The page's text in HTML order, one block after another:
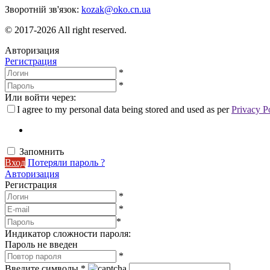
Зворотній зв'язок: kozak@oko.cn.ua
© 2017-2026 All right reserved.
Авторизация
Регистрация
*
*
Или войти через:
I agree to my personal data being stored and used as perPrivacy
Запомнить
Вход Потеряли пароль ?
Авторизация
Регистрация
*
*
*
Индикатор сложности пароля:
Пароль не введен
*